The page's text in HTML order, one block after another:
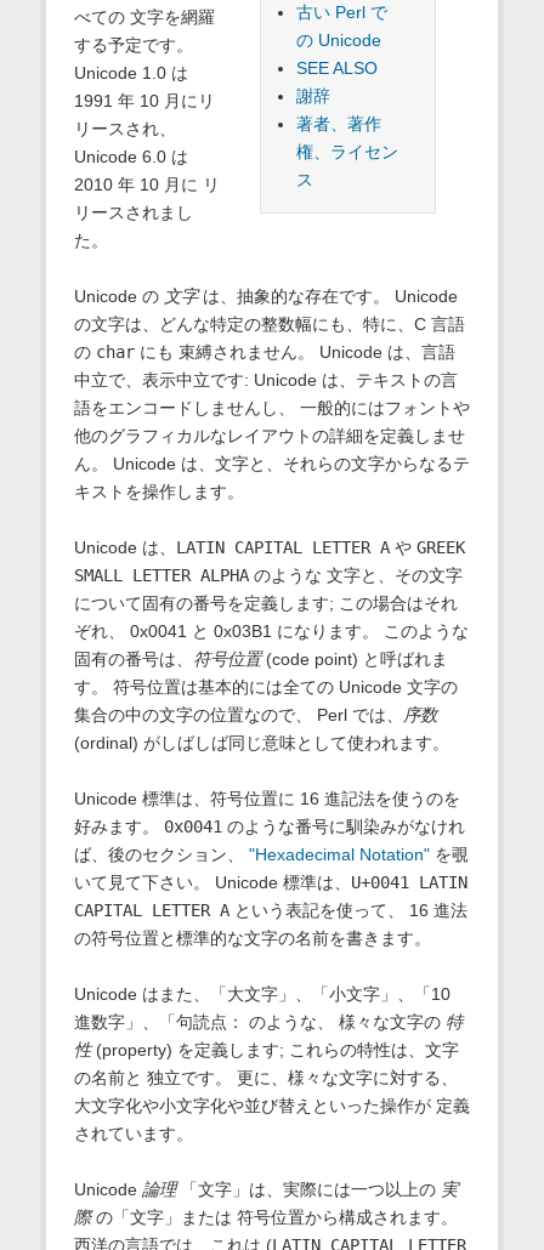
古い Perl で
の Unicode
SEE ALSO
謝辞
著者、著作
権、ライセン
ス
べての 文字を網羅
する予定です。
Unicode 1.0 は
1991 年 10 月にリ
リースされ、
Unicode 6.0 は
2010 年 10 月に リ
リースされまし
た。
Unicode の 文字は、抽象的な存在です。 Unicode
の文字は、どんな特定の整数幅にも、特に、C 言語
の charにも 束縛されません。 Unicode は、言語
中立で、表示中立です: Unicode は、テキストの言
語をエンコードしませんし、 一般的にはフォントや
他のグラフィカルなレイアウトの詳細を定義しませ
ん。 Unicode は、文字と、それらの文字からなるテ
キストを操作します。
Unicode は、 LATIN CAPITAL LETTER Aや GREEK
SMALL LETTER ALPHAのような 文字と、その文字
について固有の番号を定義します; この場合はそれ
ぞれ、 0x0041 と 0x03B1 になります。 このような
固有の番号は、 符号位置(code point) と呼ばれま
す。 符号位置は基本的には全ての Unicode 文字の
集合の中の文字の位置なので、 Perl では、
序数
(ordinal) がしばしば同じ意味として使われます。
Unicode 標準は、符号位置に 16 進記法を使うのを
好みます。 0x0041 のような番号に馴染みがなけれ
ば、後のセクション、 "Hexadecimal Notation"を覗
いて見て下さい。 Unicode 標準は、 U+0041 LATIN
CAPITAL LETTER Aという表記を使って、 16 進法
の符号位置と標準的な文字の名前を書きます。
Unicode はまた、「大文字」、「小文字」、「10
進数字」、「句読点： のような、 様々な文字の 特
性(property) を定義します; これらの特性は、文字
の名前と 独立です。 更に、様々な文字に対する、
大文字化や小文字化や並び替えといった操作が 定義
されています。
Unicode 論理「文字」は、実際には一つ以上の 実
際の「文字」または 符号位置から構成されます。
西洋の言語では、これは (LATIN CAPITAL LETTER